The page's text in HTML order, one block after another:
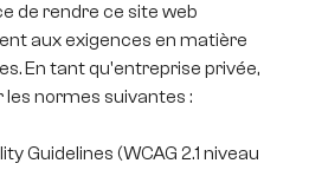
de rendre ce site web
aux exigences en matière
En tant qu'entreprise privée,
normes suivantes :
Guidelines (WCAG 2.1 niveau